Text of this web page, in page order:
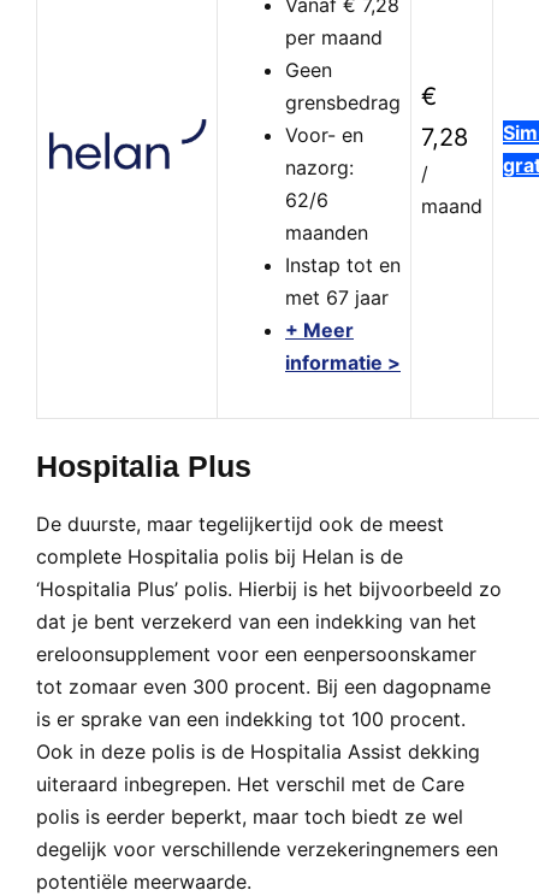
Vanaf € 7,28
per maand
Geen
grensbedrag
Voor- en
nazorg:
62/6
maanden
Instap tot en
met 67 jaar
+ Meer
informatie >
€
7,28
/
maand
Hospitalia Plus
De duurste, maar tegelijkertijd ook de meest
complete Hospitalia polis bij Helan is de
‘Hospitalia Plus’ polis. Hierbij is het bijvoorbeeld zo
dat je bent verzekerd van een indekking van het
ereloonsupplement voor een eenpersoonskamer
tot zomaar even 300 procent. Bij een dagopname
is er sprake van een indekking tot 100 procent.
Ook in deze polis is de Hospitalia Assist dekking
uiteraard inbegrepen. Het verschil met de Care
polis is eerder beperkt, maar toch biedt ze wel
degelijk voor verschillende verzekeringnemers een
potentiële meerwaarde.